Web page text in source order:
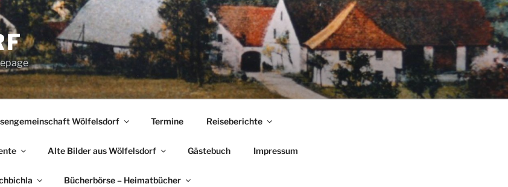
Wölfelsdorf Termine Reiseberichte
Alte Bilder aus Wölfelsdorf Gästebuch Impressum
Bücherbörse – Heimatbücher